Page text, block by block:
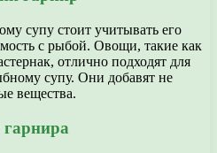
супу стоит учитывать его
с рыбой. Овощи, такие как
отлично подходят для
супу. Они добавят не
вещества.
гарнира